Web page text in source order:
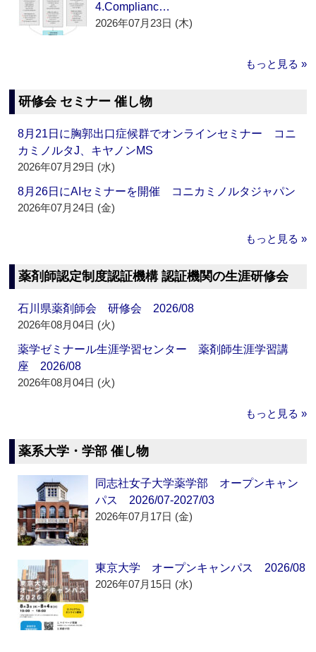
4.Complianc…
2026年07月23日 (木)
もっと見る »
研修会 セミナー 催し物
8月21日に胸郭出口症候群でオンラインセミナー コニ
カミノルタJ、キヤノンMS
2026年07月29日 (水)
8月26日にAIセミナーを開催 コニカミノルタジャパン
2026年07月24日 (金)
もっと見る »
薬剤師認定制度認証機構 認証機関の生涯研修会
石川県薬剤師会 研修会 2026/08
2026年08月04日 (火)
薬学ゼミナール生涯学習センター 薬剤師生涯学習講
座 2026/08
2026年08月04日 (火)
もっと見る »
薬系大学・学部 催し物
同志社女子大学薬学部 オープンキャン
パス 2026/07-2027/03
2026年07月17日 (金)
東京大学 オープンキャンパス 2026/08
2026年07月15日 (水)